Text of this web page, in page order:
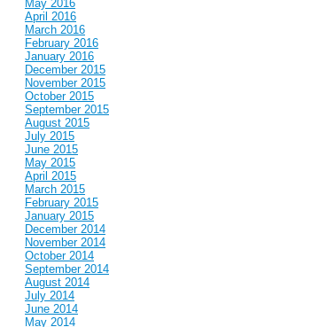
May 2016
April 2016
March 2016
February 2016
January 2016
December 2015
November 2015
October 2015
September 2015
August 2015
July 2015
June 2015
May 2015
April 2015
March 2015
February 2015
January 2015
December 2014
November 2014
October 2014
September 2014
August 2014
July 2014
June 2014
May 2014